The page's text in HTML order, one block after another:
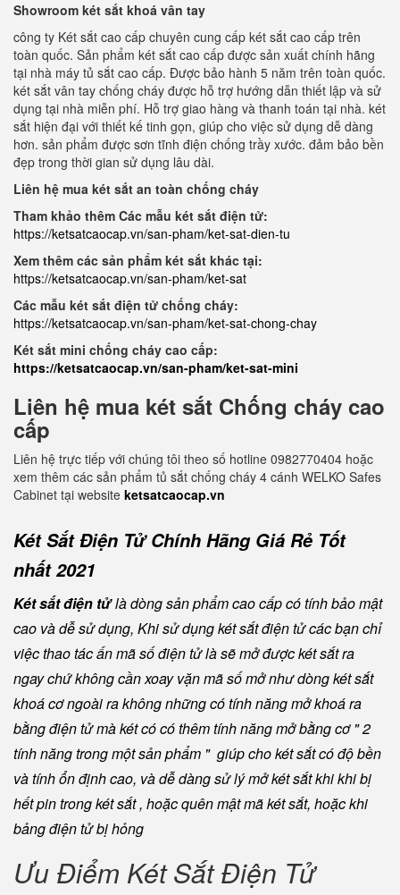
Showroom két sắt khoá vân tay
công ty Két sắt cao cấp chuyên cung cấp két sắt cao cấp trên
toàn quốc. Sản phẩm két sắt cao cấp được sản xuất chính hãng
tại nhà máy tủ sắt cao cấp. Được bảo hành 5 năm trên toàn quốc.
két sắt vân tay chống cháy được hỗ trợ hướng dẫn thiết lập và sử
dụng tại nhà miễn phí. Hỗ trợ giao hàng và thanh toán tại nhà. két
sắt hiện đại với thiết kế tinh gọn, giúp cho việc sử dụng dễ dàng
hơn. sản phẩm được sơn tĩnh điện chống trầy xước. đảm bảo bền
đẹp trong thời gian sử dụng lâu dài.
Liên hệ mua két sắt an toàn chống cháy
Tham khảo thêm Các mẫu két sắt điện tử:
https://ketsatcaocap.vn/san-pham/ket-sat-dien-tu
Xem thêm các sản phẩm két sắt khác tại:
https://ketsatcaocap.vn/san-pham/ket-sat
Các mẫu két sắt điện tử chống cháy:
https://ketsatcaocap.vn/san-pham/ket-sat-chong-chay
Két sắt mini chống cháy cao cấp:
https://ketsatcaocap.vn/san-pham/ket-sat-mini
Liên hệ mua két sắt Chống cháy cao
cấp
Liên hệ trực tiếp với chúng tôi theo số hotline 0982770404 hoặc
xem thêm các sản phẩm tủ sắt chống cháy 4 cánh WELKO Safes
Cabinet tại website ketsatcaocap.vn
Két Sắt Điện Tử Chính Hãng Giá Rẻ Tốt
nhất 2021
Két sắt điện tửlà dòng sản phẩm cao cấp có tính bảo mật
cao và dễ sử dụng, Khi sử dụng két sắt điện tử các bạn chỉ
việc thao tác ấn mã số điện tử là sẽ mở được két sắt ra
ngay chứ không cần xoay vặn mã số mở như dòng két sắt
khoá cơ ngoài ra không những có tính năng mở khoá ra
bằng điện tử mà két có có thêm tính năng mở bằng cơ " 2
tính năng trong một sản phẩm " giúp cho két sắt có độ bền
và tính ổn định cao, và dễ dàng sử lý mở két sắt khi khi bị
hết pin trong két sắt , hoặc quên mật mã két sắt, hoặc khi
bảng điện tử bị hỏng
Ưu Điểm Két Sắt Điện Tử